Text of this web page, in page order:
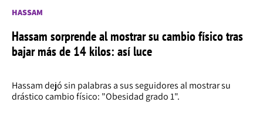
HASSAM
Hassam sorprende al mostrar su cambio físico tras
bajar más de 14 kilos: así luce
Hassam dejó sin palabras a sus seguidores al mostrar su
drástico cambio físico: "Obesidad grado 1".